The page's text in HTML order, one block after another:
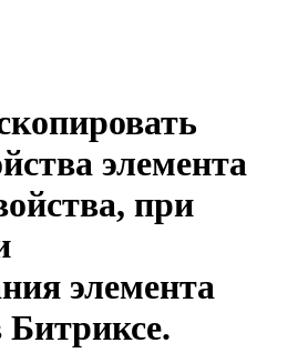
элемента
при
элемента